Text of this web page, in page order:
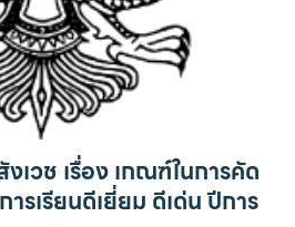
งเวช เรื่อง เกณฑ์ในการคัด
รเรียนดีเยี่ยม ดีเด่น ปีการ